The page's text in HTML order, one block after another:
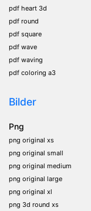
pdf heart 3d
pdf round
pdf square
pdf wave
pdf waving
pdf coloring a3
Bilder
Png
png original xs
png original small
png original medium
png original large
png original xl
png 3d round xs